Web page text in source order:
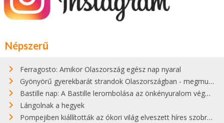
Népszerű
Ferragosto: Amikor Olaszország egész nap nyaral
Gyönyörű gyerekbarát strandok Olaszországban - megmutatjuk a 15 legjobbat
Bastille nap: A Bastille lerombolása az önkényuralom végét jelentette
Lángolnak a hegyek
Pompejiben kiállították az ókori világ elveszett híres szobrának másolatát